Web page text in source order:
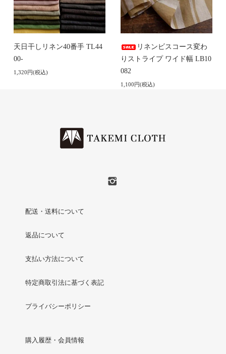
天日干しリネン40番手 TL44
00-
1,320円(税込)
リネンビスコース変わ
りストライプ ワイド幅 LB10
082
1,100円(税込)
配送・送料について
返品について
支払い方法について
特定商取引法に基づく表記
プライバシーポリシー
購入履歴・会員情報